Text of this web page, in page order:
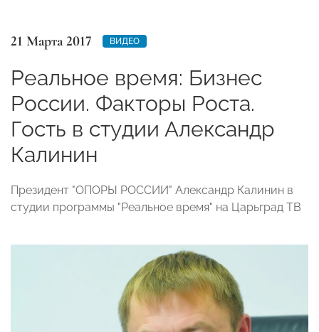
21 Марта 2017 ВИДЕО
Реальное время: Бизнес
России. Факторы Роста.
Гость в студии Александр
Калинин
Президент "ОПОРЫ РОССИИ" Александр Калинин в
студии программы "Реальное время" на Царьград ТВ